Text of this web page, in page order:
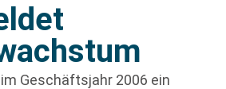
Geschäftsjahr 2006 ein